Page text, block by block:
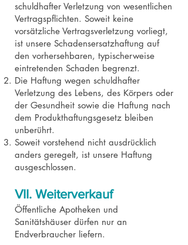
schuldhafter Verletzung von wesentlichen
Vertragspflichten. Soweit keine
vorsätzliche Vertragsverletzung vorliegt,
ist unsere Schadensersatzhaftung auf
den vorhersehbaren, typischerweise
eintretenden Schaden begrenzt.
Die Haftung wegen schuldhafter
Verletzung des Lebens, des Körpers oder
der Gesundheit sowie die Haftung nach
dem Produkthaftungsgesetz bleiben
unberührt.
Soweit vorstehend nicht ausdrücklich
anders geregelt, ist unsere Haftung
ausgeschlossen.
VII. Weiterverkauf
Öffentliche Apotheken und
Sanitätshäuser dürfen nur an
Endverbraucher liefern.